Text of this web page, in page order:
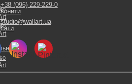
+38 (096) 229-229-0
studio@wallart.ua